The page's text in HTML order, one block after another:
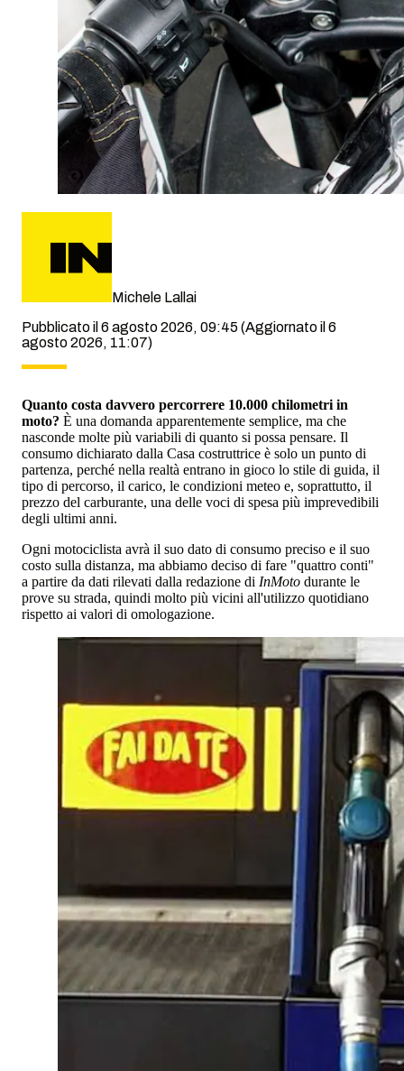
Michele Lallai
Pubblicato il 6 agosto 2026, 09:45 (Aggiornato il 6
agosto 2026, 11:07)
Quanto costa davvero percorrere 10.000 chilometri in
moto? È una domanda apparentemente semplice, ma che
nasconde molte più variabili di quanto si possa pensare. Il
consumo dichiarato dalla Casa costruttrice è solo un punto di
partenza, perché nella realtà entrano in gioco lo stile di guida, il
tipo di percorso, il carico, le condizioni meteo e, soprattutto, il
prezzo del carburante, una delle voci di spesa più imprevedibili
degli ultimi anni.
Ogni motociclista avrà il suo dato di consumo preciso e il suo
costo sulla distanza, ma abbiamo deciso di fare "quattro conti"
a partire da dati rilevati dalla redazione di InMoto durante le
prove su strada, quindi molto più vicini all'utilizzo quotidiano
rispetto ai valori di omologazione.